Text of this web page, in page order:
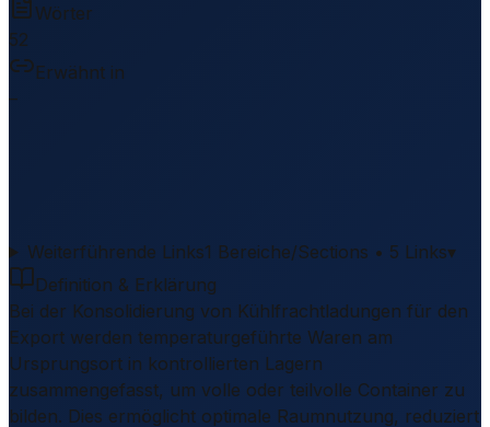
Wörter
52
Erwähnt in
–
Weiterführende Links1 Bereiche/Sections • 5 Links▾
Definition & Erklärung
Bei der Konsolidierung von Kühlfrachtladungen für den
Export werden temperaturgeführte Waren am
Ursprungsort in kontrollierten Lagern
zusammengefasst, um volle oder teilvolle Container zu
bilden. Dies ermöglicht optimale Raumnutzung, reduziert